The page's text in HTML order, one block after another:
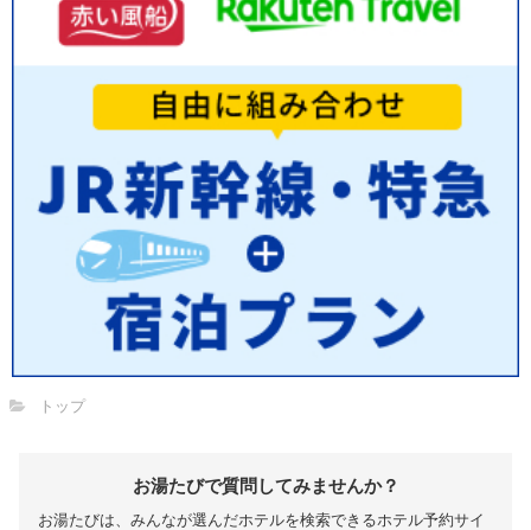
トップ
お湯たびで質問してみませんか？
お湯たびは、みんなが選んだホテルを検索できるホテル予約サイ